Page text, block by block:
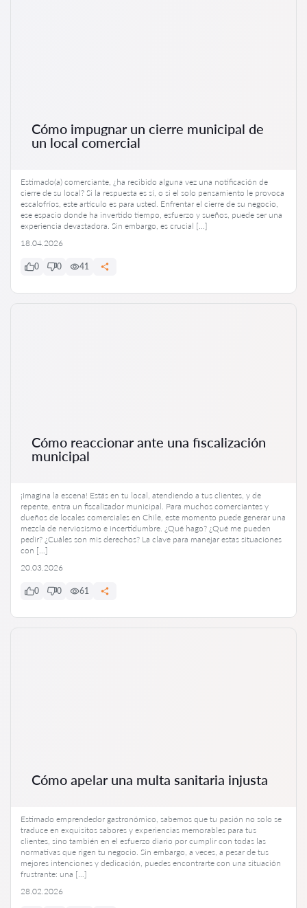
Cómo impugnar un cierre municipal de
un local comercial
Estimado(a) comerciante, ¿ha recibido alguna vez una notificación de
cierre de su local? Si la respuesta es sí, o si el solo pensamiento le provoca
escalofríos, este artículo es para usted. Enfrentar el cierre de su negocio,
ese espacio donde ha invertido tiempo, esfuerzo y sueños, puede ser una
experiencia devastadora. Sin embargo, es crucial […]
18.04.2026
0 0 41
Cómo reaccionar ante una fiscalización
municipal
¡Imagina la escena! Estás en tu local, atendiendo a tus clientes, y de
repente, entra un fiscalizador municipal. Para muchos comerciantes y
dueños de locales comerciales en Chile, este momento puede generar una
mezcla de nerviosismo e incertidumbre. ¿Qué hago? ¿Qué me pueden
pedir? ¿Cuáles son mis derechos? La clave para manejar estas situaciones
con […]
20.03.2026
0 0 61
Cómo apelar una multa sanitaria injusta
Estimado emprendedor gastronómico, sabemos que tu pasión no solo se
traduce en exquisitos sabores y experiencias memorables para tus
clientes, sino también en el esfuerzo diario por cumplir con todas las
normativas que rigen tu negocio. Sin embargo, a veces, a pesar de tus
mejores intenciones y dedicación, puedes encontrarte con una situación
frustrante: una […]
28.02.2026